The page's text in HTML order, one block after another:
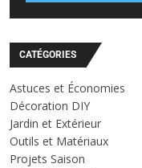
CATÉGORIES
Astuces et Économies
Décoration DIY
Jardin et Extérieur
Outils et Matériaux
Projets Saison